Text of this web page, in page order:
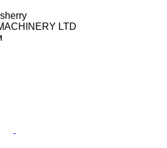
LTD